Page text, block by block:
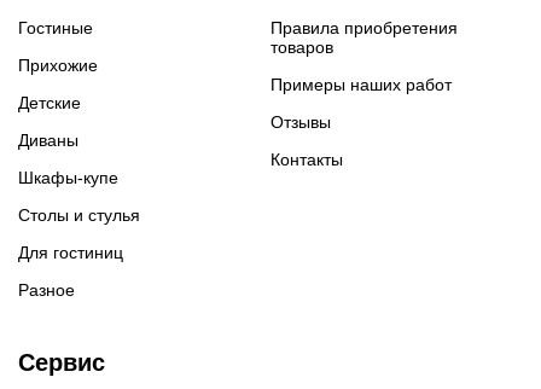
Гостиные
Прихожие
Детские
Диваны
Шкафы-купе
Столы и стулья
Для гостиниц
Разное
Правила приобретения
товаров
Примеры наших работ
Отзывы
Контакты
Сервис